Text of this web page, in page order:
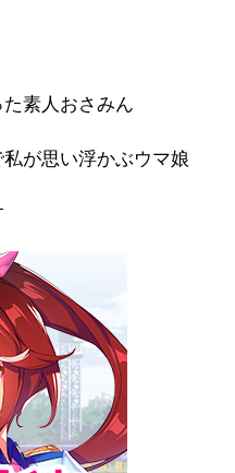
素人おさみん
が思い浮かぶウマ娘